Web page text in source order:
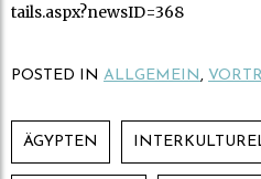
tails.aspx?newsID=368
POSTED IN ALLGEMEIN ,
ÄGYPTEN